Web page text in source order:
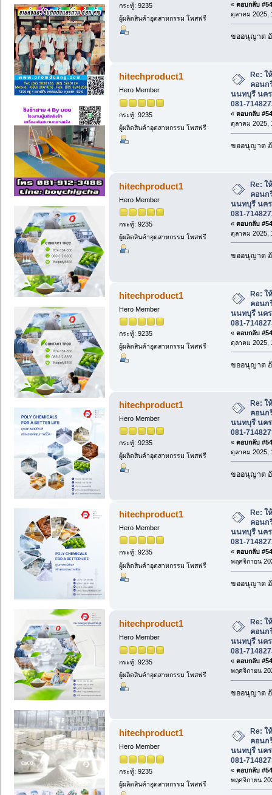
กระทู้: 9235
ผู้ผลิตสินค้าอุตสาหกรรม โพสฟรี
« ตอบกลับ
ตุลาคม 2025,
ขออนุญาต
hitechproduct1
Hero Member
กระทู้: 9235
ผู้ผลิตสินค้าอุตสาหกรรม โพสฟรี
Re: ใ
คอนก
นนทบุรี นค
081-
« ตอบกลับ
ตุลาคม 2025,
ขออนุญาต
hitechproduct1
Hero Member
กระทู้: 9235
ผู้ผลิตสินค้าอุตสาหกรรม โพสฟรี
Re: ใ
คอนก
นนทบุรี นค
081-
« ตอบกลับ
ตุลาคม 2025,
ขออนุญาต
hitechproduct1
Hero Member
กระทู้: 9235
ผู้ผลิตสินค้าอุตสาหกรรม โพสฟรี
Re: ใ
คอนก
นนทบุรี นค
081-
« ตอบกลับ
ตุลาคม 2025,
ขออนุญาต
hitechproduct1
Hero Member
กระทู้: 9235
ผู้ผลิตสินค้าอุตสาหกรรม โพสฟรี
Re: ใ
คอนก
นนทบุรี นค
081-
« ตอบกลับ
ตุลาคม 2025,
ขออนุญาต
hitechproduct1
Hero Member
กระทู้: 9235
ผู้ผลิตสินค้าอุตสาหกรรม โพสฟรี
Re: ใ
คอนก
นนทบุรี นค
081-
« ตอบกลับ
พฤศจิกายน
ขออนุญาต
hitechproduct1
Hero Member
กระทู้: 9235
ผู้ผลิตสินค้าอุตสาหกรรม โพสฟรี
Re: ใ
คอนก
นนทบุรี นค
081-
« ตอบกลับ
พฤศจิกายน
ขออนุญาต
hitechproduct1
Hero Member
กระทู้: 9235
ผู้ผลิตสินค้าอุตสาหกรรม โพสฟรี
Re: ใ
คอนก
นนทบุรี นค
081-
« ตอบกลับ
พฤศจิกายน